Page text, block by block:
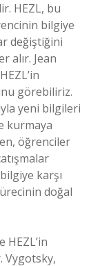
HEZL, bu
bilgiye
değiştiğini
alır. Jean
görebiliriz.
yeni bilgileri
kurmaya
öğrenciler
karşı
doğal
Vygotsky,